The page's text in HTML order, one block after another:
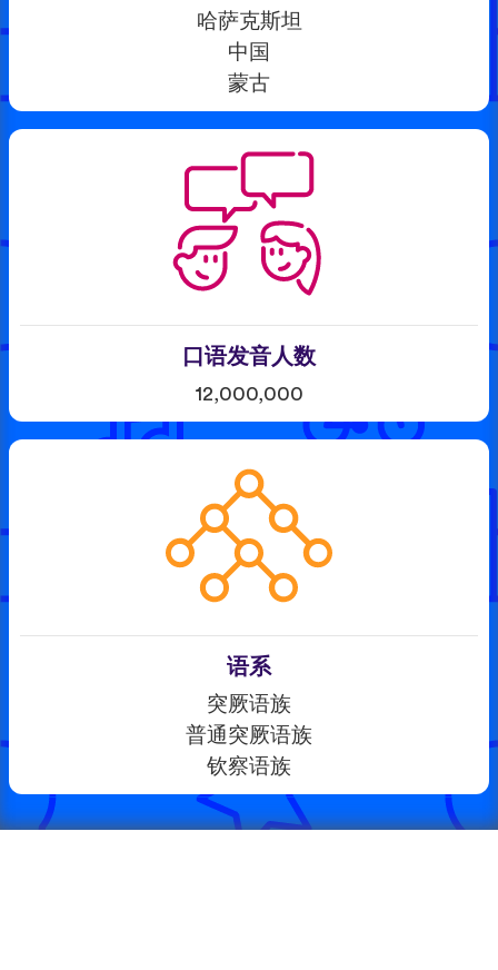
哈萨克斯坦
中国
蒙古
口语发音人数
12,000,000
语系
突厥语族
普通突厥语族
钦察语族